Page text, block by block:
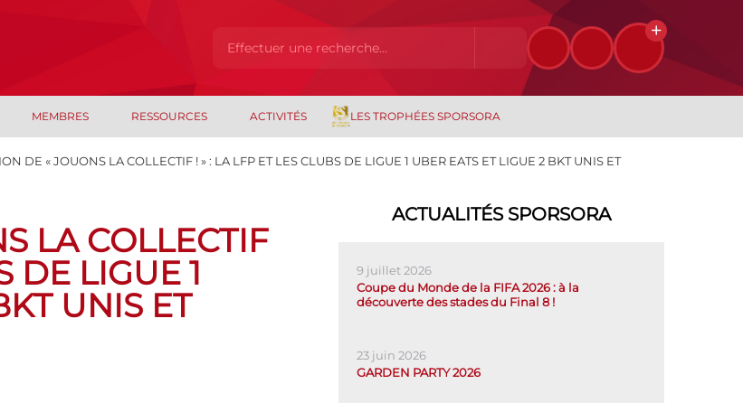
MEMBRES RESSOURCES ACTIVITÉS LES TROPHÉES SPORSORA
DE « JOUONS LA COLLECTIF ! » : LA LFP ET LES CLUBS DE LIGUE 1 UBER EATS ET LIGUE 2 BKT UNIS ET
LA COLLECTIF
DE LIGUE 1
UNIS ET
ACTUALITÉS SPORSORA
9 juillet 2026
Coupe du Monde de la FIFA 2026 : à la
découverte des stades du Final 8 !
23 juin 2026
GARDEN PARTY 2026